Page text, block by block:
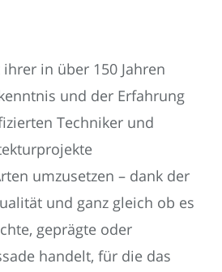
in über 150 Jahren
und der Erfahrung
Techniker und
umzusetzen – dank der
und ganz gleich ob es
geprägte oder
handelt, für die das